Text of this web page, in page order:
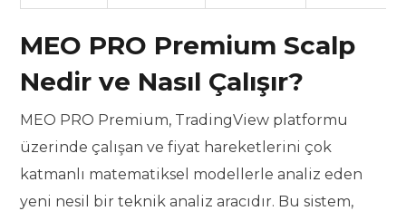
MEO PRO Premium Scalp
Nedir ve Nasıl Çalışır?
MEO PRO Premium, TradingView platformu
üzerinde çalışan ve fiyat hareketlerini çok
katmanlı matematiksel modellerle analiz eden
yeni nesil bir teknik analiz aracıdır. Bu sistem,